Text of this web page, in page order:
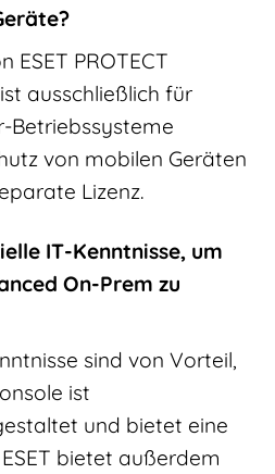
ESET PROTECT
ausschließlich für
Betriebssysteme
von mobilen Geräten
Lizenz.
IT-Kenntnisse, um
On-Prem zu
sind von Vorteil,
ist
und bietet eine
bietet außerdem